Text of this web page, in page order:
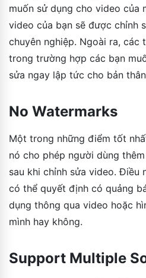
muốn sử dụng cho video của
video của bạn sẽ được chỉnh
chuyên nghiệp. Ngoài ra, các
trong trường hợp các bạn
sửa ngay lập tức cho bản
No Watermarks
Một trong những điểm tốt
nó cho phép người dùng
sau khi chỉnh sửa video. Điều
có thể quyết định có quảng
dụng thông qua video hoặc
mình hay không.
Support Multiple